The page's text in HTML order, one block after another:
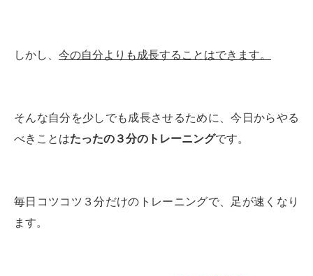
しかし、 今の自分よりも成長することはできます。
そんな自分を少しでも成長させるために、今日からやる
べきことはたったの３分のトレーニングです。
毎日コツコツ３分だけのトレーニングで、足が速くなり
ます。